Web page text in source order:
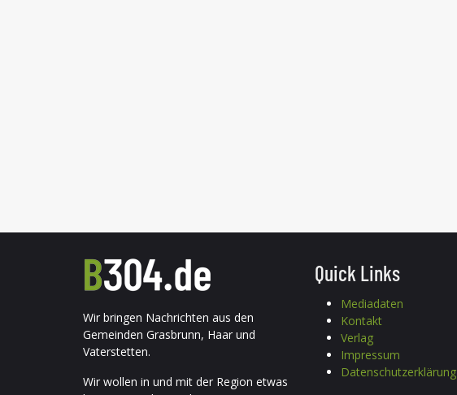
Wir bringen Nachrichten aus den
Gemeinden Grasbrunn, Haar und
Vaterstetten.
Wir wollen in und mit der Region etwas
Quick Links
Mediadaten
Kontakt
Verlag
Impressum
Datenschutzerklärung